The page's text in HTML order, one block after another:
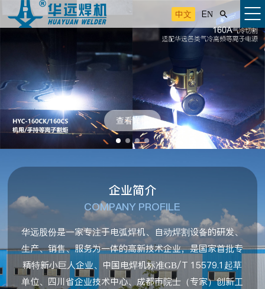
中文 EN 
查看详情
企业简介
COMPANY PROFILE
华远股份是一家专注于电弧焊机、自动焊割设备的研发、
生产、销售、服务为一体的高新技术企业，是国家首批专
精特新小巨人企业、中国电焊机标准GB/T 15579.1起草
单位、四川省企业技术中心、成都市院士（专家）创新工